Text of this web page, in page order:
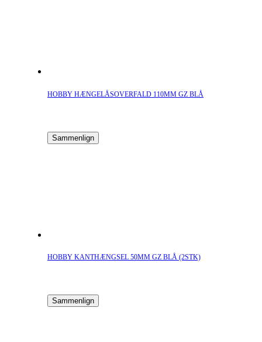
HOBBY HÆNGELÅSOVERFALD 110MM GZ BLÅ
Sammenlign
HOBBY KANTHÆNGSEL 50MM GZ BLÅ (2STK)
Sammenlign